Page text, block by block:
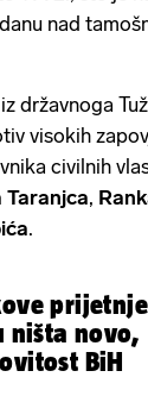
nad
državnoga
visokih
civilnih
Taranjca,
.
ništa novo,
BiH